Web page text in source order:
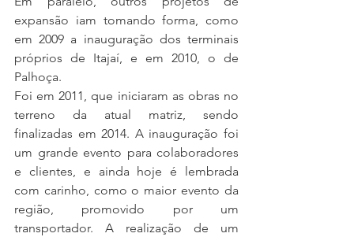
expansão iam tomando forma, como
em 2009 a inauguração dos terminais
próprios de Itajaí, e em 2010, o de
Palhoça.
Foi em 2011, que iniciaram as obras no
terreno da atual matriz, sendo
finalizadas em 2014. A inauguração foi
um grande evento para colaboradores
e clientes, e ainda hoje é lembrada
com carinho, como o maior evento da
região, promovido por um
transportador. A realização de um